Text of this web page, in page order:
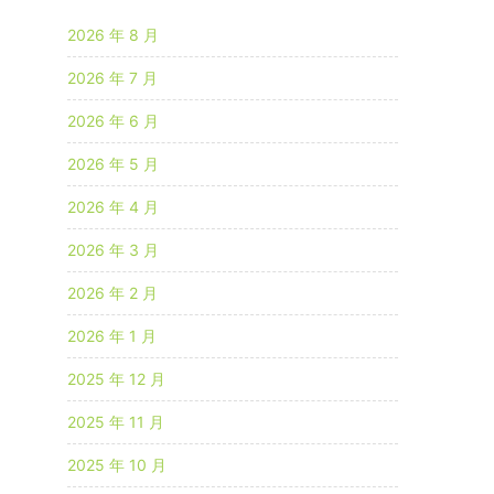
2026 年 8 月
2026 年 7 月
2026 年 6 月
2026 年 5 月
2026 年 4 月
2026 年 3 月
2026 年 2 月
2026 年 1 月
2025 年 12 月
2025 年 11 月
2025 年 10 月